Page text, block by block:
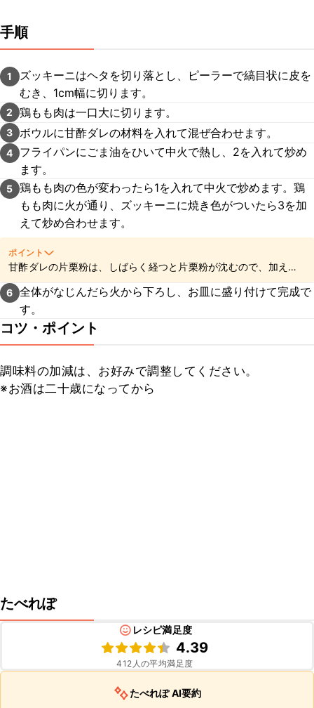
手順
1
ズッキーニはヘタを切り落とし、ピーラーで縞目状に皮を
むき、1cm幅に切ります。
2 鶏もも肉は一口大に切ります。
3 ボウルに甘酢ダレの材料を入れて混ぜ合わせます。
4
フライパンにごま油をひいて中火で熱し、2を入れて炒め
ます。
5 鶏もも肉の色が変わったら1を入れて中火で炒めます。鶏
もも肉に火が通り、ズッキーニに焼き色がついたら3を加
えて炒め合わせます。
ポイント
甘酢ダレの片栗粉は、しばらく経つと片栗粉が沈むので、加える
前によく混ぜてくださいね。
6 全体がなじんだら火から下ろし、お皿に盛り付けて完成で
す。
コツ・ポイント
調味料の加減は、お好みで調整してください。
※お酒は二十歳になってから
たべれぽ
レシピ満足度
4.39
412 人の平均満足度
たべれぽ AI要約